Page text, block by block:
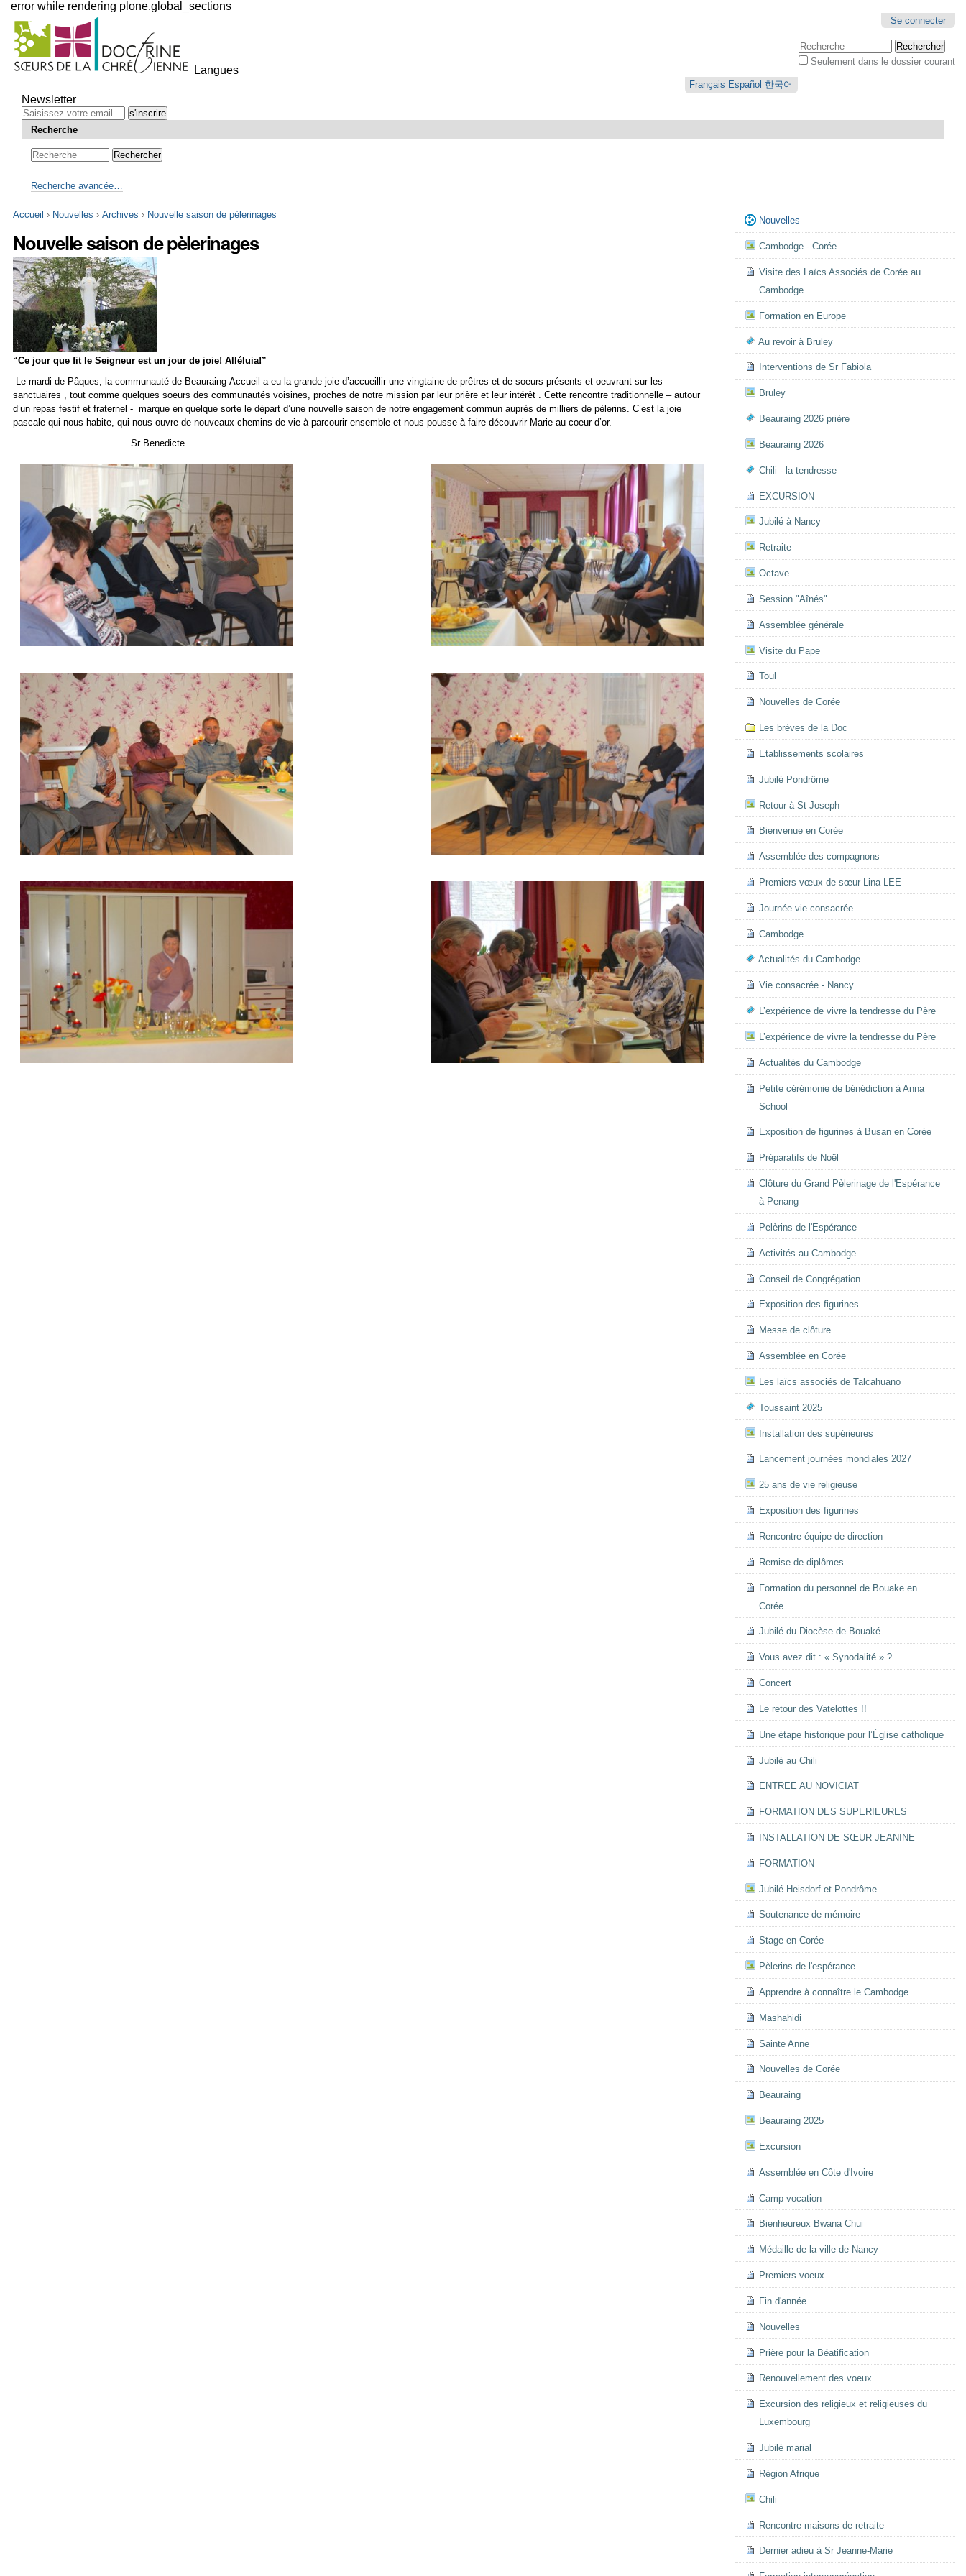
error while rendering plone.global_sections
Outils
personnels
Se connecter
Chercher par
Seulement dans le dossier courant
Langues
Français Español 한국어
au
contenu.
Aller
Newsletter
Recherche
Recherche avancée…
Accueil › Nouvelles ›Archives › Nouvelle saison de pèlerinages
Nouvelle saison de pèlerinages
“Ce jour que fit le Seigneur est un jour de joie! Alléluia!”
Le mardi de Pâques, la communauté de Beauraing-Accueil a eu la grande joie d’accueillir une vingtaine de prêtres et de soeurs présents et oeuvrant sur les
sanctuaires , tout comme quelques soeurs des communautés voisines, proches de notre mission par leur prière et leur intérêt . Cette rencontre traditionnelle – autour
d’un repas festif et fraternel - marque en quelque sorte le départ d’une nouvelle saison de notre engagement commun auprès de milliers de pèlerins. C’est la joie
pascale qui nous habite, qui nous ouvre de nouveaux chemins de vie à parcourir ensemble et nous pousse à faire découvrir Marie au coeur d’or.
Sr Benedicte
Navigation
Nouvelles
Cambodge - Corée
Visite des Laïcs Associés de Corée au
Cambodge
Formation en Europe
Au revoir à Bruley
Interventions de Sr Fabiola
Bruley
Beauraing 2026 prière
Beauraing 2026
Chili - la tendresse
EXCURSION
Jubilé à Nancy
Retraite
Octave
Session "Aînés"
Assemblée générale
Visite du Pape
Toul
Nouvelles de Corée
Les brèves de la Doc
Etablissements scolaires
Jubilé Pondrôme
Retour à St Joseph
Bienvenue en Corée
Assemblée des compagnons
Premiers vœux de sœur Lina LEE
Journée vie consacrée
Cambodge
Actualités du Cambodge
Vie consacrée - Nancy
L’expérience de vivre la tendresse du Père
L’expérience de vivre la tendresse du Père
Actualités du Cambodge
Petite cérémonie de bénédiction à Anna
School
Exposition de figurines à Busan en Corée
Préparatifs de Noël
Clôture du Grand Pèlerinage de l'Espérance
à Penang
Pelèrins de l'Espérance
Activités au Cambodge
Conseil de Congrégation
Exposition des figurines
Messe de clôture
Assemblée en Corée
Les laïcs associés de Talcahuano
Toussaint 2025
Installation des supérieures
Lancement journées mondiales 2027
25 ans de vie religieuse
Exposition des figurines
Rencontre équipe de direction
Remise de diplômes
Formation du personnel de Bouake en
Corée.
Jubilé du Diocèse de Bouaké
Vous avez dit : « Synodalité » ?
Concert
Le retour des Vatelottes !!
Une étape historique pour l’Église catholique
Jubilé au Chili
ENTREE AU NOVICIAT
FORMATION DES SUPERIEURES
INSTALLATION DE SŒUR JEANINE
FORMATION
Jubilé Heisdorf et Pondrôme
Soutenance de mémoire
Stage en Corée
Pèlerins de l'espérance
Apprendre à connaître le Cambodge
Mashahidi
Sainte Anne
Nouvelles de Corée
Beauraing
Beauraing 2025
Excursion
Assemblée en Côte d'Ivoire
Camp vocation
Bienheureux Bwana Chui
Médaille de la ville de Nancy
Premiers voeux
Fin d'année
Nouvelles
Prière pour la Béatification
Renouvellement des voeux
Excursion des religieux et religieuses du
Luxembourg
Jubilé marial
Région Afrique
Chili
Rencontre maisons de retraite
Dernier adieu à Sr Jeanne-Marie